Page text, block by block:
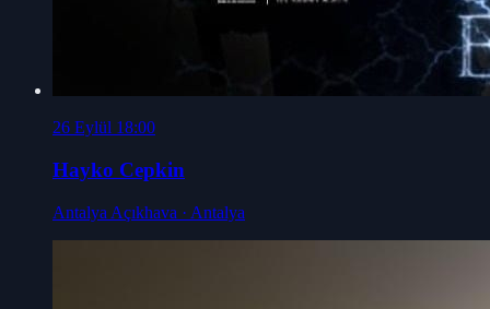
26 Eylül 18:00
Hayko Cepkin
Antalya Açıkhava · Antalya